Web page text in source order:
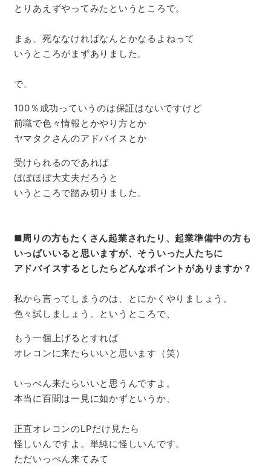
とりあえずやってみたというところで。
まぁ、死ななければなんとかなるよねって
いうところがまずありました。
で、
100％成功っていうのは保証はないですけど
前職で色々情報とかやり方とか
ヤマタクさんのアドバイスとか
受けられるのであれば
ほぼほぼ大丈夫だろうと
いうところで踏み切りました。
■周りの方もたくさん起業されたり、起業準備中の方も
いっぱいいると思いますが、そういった人たちに
アドバイスするとしたらどんなポイントがありますか？
私から言ってしまうのは、とにかくやりましょう。
色々試しましょう。というところで、
もう一個上げるとすれば
オレコンに来たらいいと思います（笑）
いっぺん来たらいいと思うんですよ。
本当に百聞は一見に如かずというか、
正直オレコンのLPだけ見たら
怪しいんですよ。単純に怪しいんです。
ただいっぺん来てみて